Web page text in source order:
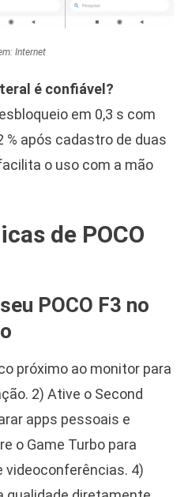
Internet
é confiável?
em 0,3 s com
% após cadastro de duas
o uso com a mão
de POCO
POCO F3 no
próximo ao monitor para
2) Ative o Second
apps pessoais e
o Game Turbo para
videoconferências. 4)